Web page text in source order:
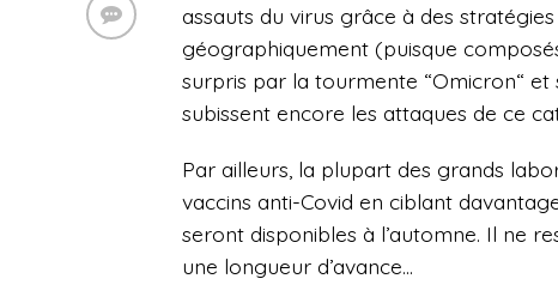
assauts du virus grâce à des
géographiquement (puisque
surpris par la tourmente “Omicron“
subissent encore les attaques de ce
Par ailleurs, la plupart des grands
vaccins anti-Covid en ciblant
seront disponibles à l’automne. Il ne
une longueur d’avance…